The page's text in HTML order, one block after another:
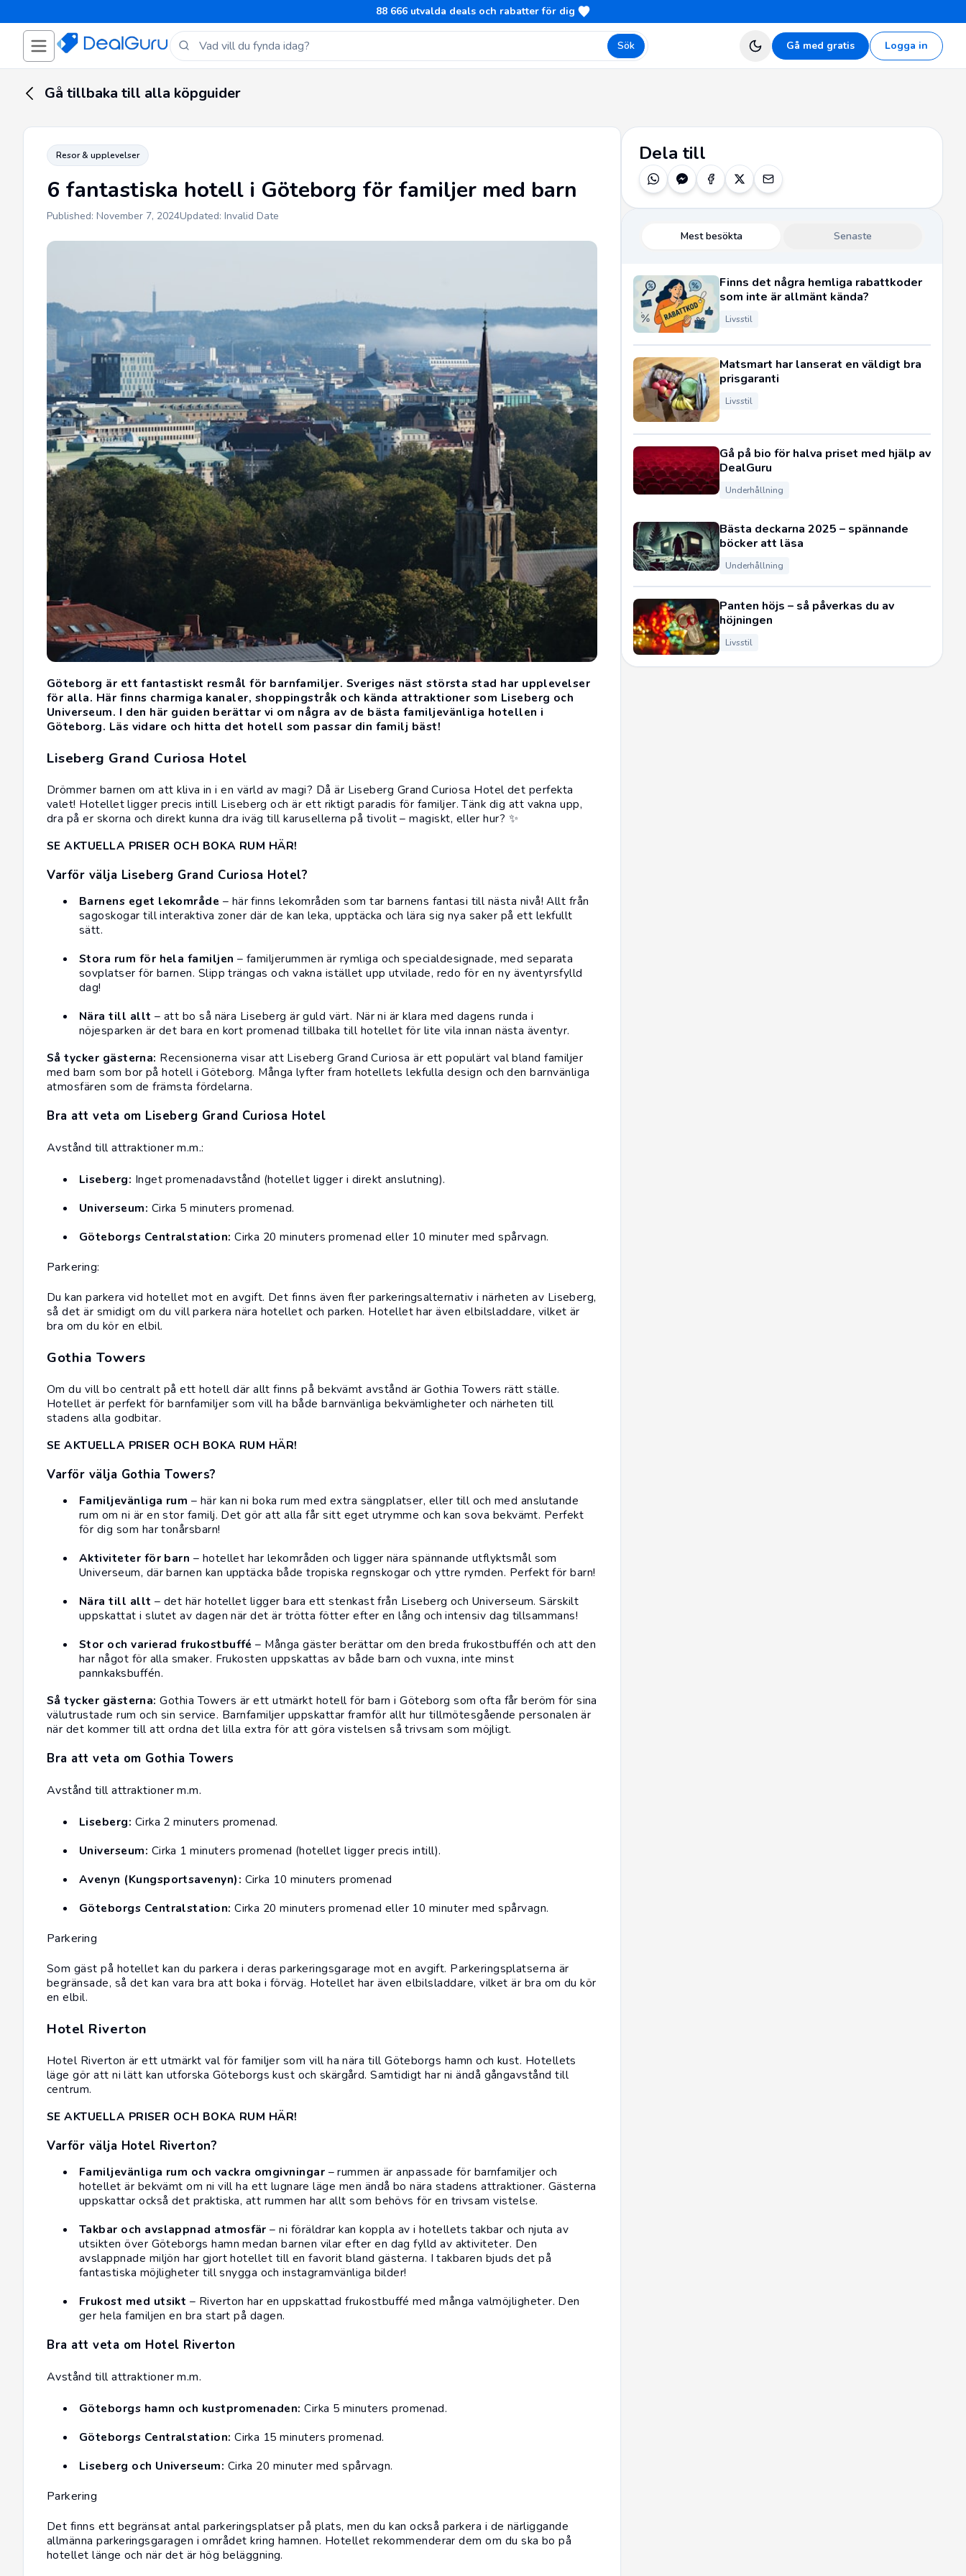
88 666 utvalda deals och rabatter för dig
Sök Gå med gratis Logga in
Gå tillbaka till alla köpguider
Resor & upplevelser
6 fantastiska hotell i Göteborg för familjer med barn
Published: November 7, 2024Updated: Invalid Date
Göteborg är ett fantastiskt resmål för barnfamiljer. Sveriges näst största stad har upplevelser
för alla. Här finns charmiga kanaler, shoppingstråk och kända attraktioner som Liseberg och
Universeum. I den här guiden berättar vi om några av de bästa familjevänliga hotellen i
Göteborg. Läs vidare och hitta det hotell som passar din familj bäst!
Liseberg Grand Curiosa Hotel
Drömmer barnen om att kliva in i en värld av magi? Då är Liseberg Grand Curiosa Hotel det perfekta
valet! Hotellet ligger precis intill Liseberg och är ett riktigt paradis för familjer. Tänk dig att vakna upp,
dra på er skorna och direkt kunna dra iväg till karusellerna på tivolit – magiskt, eller hur? ✨
SE AKTUELLA PRISER OCH BOKA RUM HÄR!
Varför välja Liseberg Grand Curiosa Hotel?
Barnens eget lekområde – här finns lekområden som tar barnens fantasi till nästa nivå! Allt från
sagoskogar till interaktiva zoner där de kan leka, upptäcka och lära sig nya saker på ett lekfullt
sätt.
Stora rum för hela familjen – familjerummen är rymliga och specialdesignade, med separata
sovplatser för barnen. Slipp trängas och vakna istället upp utvilade, redo för en ny äventyrsfylld
dag!
Nära till allt – att bo så nära Liseberg är guld värt. När ni är klara med dagens runda i
nöjesparken är det bara en kort promenad tillbaka till hotellet för lite vila innan nästa äventyr.
Så tycker gästerna: Recensionerna visar att Liseberg Grand Curiosa är ett populärt val bland familjer
med barn som bor på hotell i Göteborg. Många lyfter fram hotellets lekfulla design och den barnvänliga
atmosfären som de främsta fördelarna.
Bra att veta om Liseberg Grand Curiosa Hotel
Avstånd till attraktioner m.m.:
Liseberg: Inget promenadavstånd (hotellet ligger i direkt anslutning).
Universeum: Cirka 5 minuters promenad.
Göteborgs Centralstation: Cirka 20 minuters promenad eller 10 minuter med spårvagn.
Parkering:
Du kan parkera vid hotellet mot en avgift. Det finns även fler parkeringsalternativ i närheten av Liseberg,
så det är smidigt om du vill parkera nära hotellet och parken. Hotellet har även elbilsladdare, vilket är
bra om du kör en elbil.
Gothia Towers
Om du vill bo centralt på ett hotell där allt finns på bekvämt avstånd är Gothia Towers rätt ställe.
Hotellet är perfekt för barnfamiljer som vill ha både barnvänliga bekvämligheter och närheten till
stadens alla godbitar.
SE AKTUELLA PRISER OCH BOKA RUM HÄR!
Varför välja Gothia Towers?
Familjevänliga rum – här kan ni boka rum med extra sängplatser, eller till och med anslutande
rum om ni är en stor familj. Det gör att alla får sitt eget utrymme och kan sova bekvämt. Perfekt
för dig som har tonårsbarn!
Aktiviteter för barn – hotellet har lekområden och ligger nära spännande utflyktsmål som
Universeum, där barnen kan upptäcka både tropiska regnskogar och yttre rymden. Perfekt för barn!
Nära till allt – det här hotellet ligger bara ett stenkast från Liseberg och Universeum. Särskilt
uppskattat i slutet av dagen när det är trötta fötter efter en lång och intensiv dag tillsammans!
Stor och varierad frukostbuffé – Många gäster berättar om den breda frukostbuffén och att den
har något för alla smaker. Frukosten uppskattas av både barn och vuxna, inte minst
pannkaksbuffén.
Så tycker gästerna: Gothia Towers är ett utmärkt hotell för barn i Göteborg som ofta får beröm för sina
välutrustade rum och sin service. Barnfamiljer uppskattar framför allt hur tillmötesgående personalen är
när det kommer till att ordna det lilla extra för att göra vistelsen så trivsam som möjligt.
Bra att veta om Gothia Towers
Avstånd till attraktioner m.m.
Liseberg: Cirka 2 minuters promenad.
Universeum: Cirka 1 minuters promenad (hotellet ligger precis intill).
Avenyn (Kungsportsavenyn): Cirka 10 minuters promenad
Göteborgs Centralstation: Cirka 20 minuters promenad eller 10 minuter med spårvagn.
Parkering
Som gäst på hotellet kan du parkera i deras parkeringsgarage mot en avgift. Parkeringsplatserna är
begränsade, så det kan vara bra att boka i förväg. Hotellet har även elbilsladdare, vilket är bra om du kör
en elbil.
Hotel Riverton
Hotel Riverton är ett utmärkt val för familjer som vill ha nära till Göteborgs hamn och kust. Hotellets
läge gör att ni lätt kan utforska Göteborgs kust och skärgård. Samtidigt har ni ändå gångavstånd till
centrum.
SE AKTUELLA PRISER OCH BOKA RUM HÄR!
Varför välja Hotel Riverton?
Familjevänliga rum och vackra omgivningar – rummen är anpassade för barnfamiljer och
hotellet är bekvämt om ni vill ha ett lugnare läge men ändå bo nära stadens attraktioner. Gästerna
uppskattar också det praktiska, att rummen har allt som behövs för en trivsam vistelse.
Takbar och avslappnad atmosfär – ni föräldrar kan koppla av i hotellets takbar och njuta av
utsikten över Göteborgs hamn medan barnen vilar efter en dag fylld av aktiviteter. Den
avslappnade miljön har gjort hotellet till en favorit bland gästerna. I takbaren bjuds det på
fantastiska möjligheter till snygga och instagramvänliga bilder!
Frukost med utsikt – Riverton har en uppskattad frukostbuffé med många valmöjligheter. Den
ger hela familjen en bra start på dagen.
Bra att veta om Hotel Riverton
Avstånd till attraktioner m.m.
Göteborgs hamn och kustpromenaden: Cirka 5 minuters promenad.
Göteborgs Centralstation: Cirka 15 minuters promenad.
Liseberg och Universeum: Cirka 20 minuter med spårvagn.
Parkering
Det finns ett begränsat antal parkeringsplatser på plats, men du kan också parkera i de närliggande
allmänna parkeringsgaragen i området kring hamnen. Hotellet rekommenderar dem om du ska bo på
hotellet länge och när det är hög beläggning.
Dela till
Mest besökta Senaste
Finns det några hemliga rabattkoder
som inte är allmänt kända?
Livsstil
Matsmart har lanserat en väldigt bra
prisgaranti
Livsstil
Gå på bio för halva priset med hjälp av
DealGuru
Underhållning
Bästa deckarna 2025 – spännande
böcker att läsa
Underhållning
Panten höjs – så påverkas du av
höjningen
Livsstil